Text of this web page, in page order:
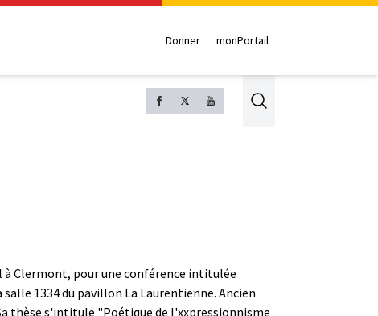
Donner monPortail
Search
à Clermont, pour une conférence intitulée
1334 du pavillon La Laurentienne. Ancien
thèse s'intitule "Poétique de l'xxpressionnisme